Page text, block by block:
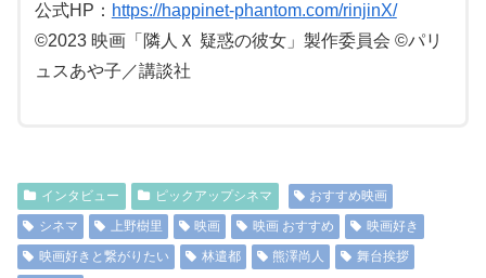
公式HP： https://happinet-phantom.com/rinjinX/
©2023 映画「隣人Ｘ 疑惑の彼女」製作委員会 ©パリ
ュスあや子／講談社
インタビュー ピックアップシネマ
おすすめ映画
シネマ
上野樹里 映画 映画 おすすめ
映画好き
映画好きと繋がりたい
林遣都 熊澤尚人
舞台挨拶